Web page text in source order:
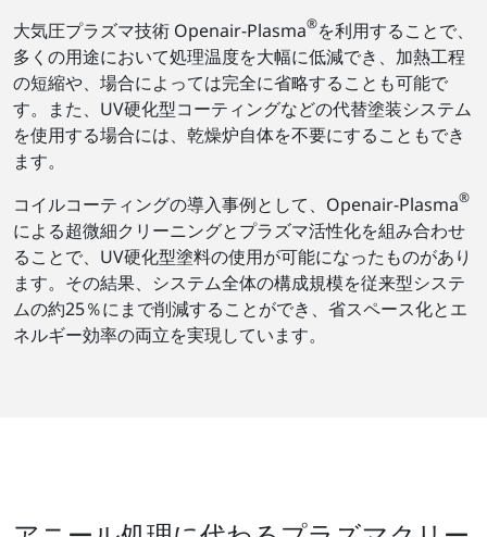
大気圧プラズマ技術 Openair-Plasma®を利用することで、
多くの用途において処理温度を大幅に低減でき、加熱工程
の短縮や、場合によっては完全に省略することも可能で
す。また、UV硬化型コーティングなどの代替塗装システム
を使用する場合には、乾燥炉自体を不要にすることもでき
ます。
コイルコーティングの導入事例として、Openair-Plasma®
による超微細クリーニングとプラズマ活性化を組み合わせ
ることで、UV硬化型塗料の使用が可能になったものがあり
ます。その結果、システム全体の構成規模を従来型システ
ムの約25％にまで削減することができ、省スペース化とエ
ネルギー効率の両立を実現しています。